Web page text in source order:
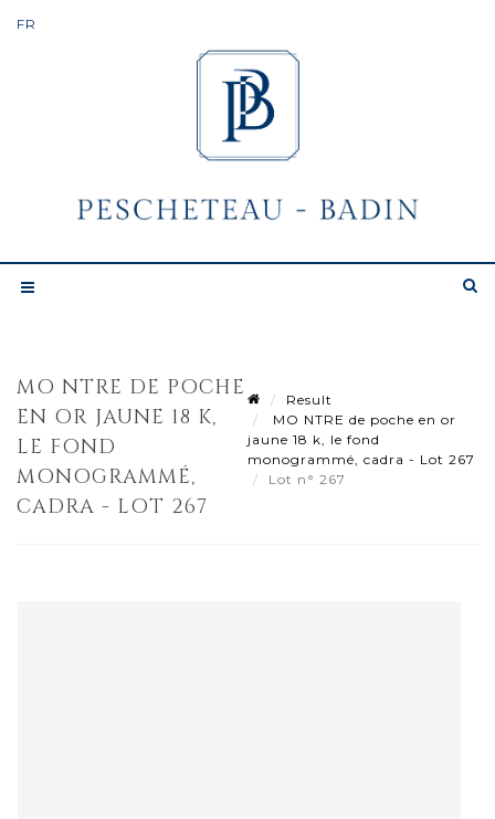
MO NTRE DE POCHE
EN OR JAUNE 18 K,
LE FOND
MONOGRAMMÉ,
CADRA - LOT 267
Result
MO NTRE de poche en or
jaune 18 k, le fond
monogrammé, cadra - Lot 267
Lot n° 267